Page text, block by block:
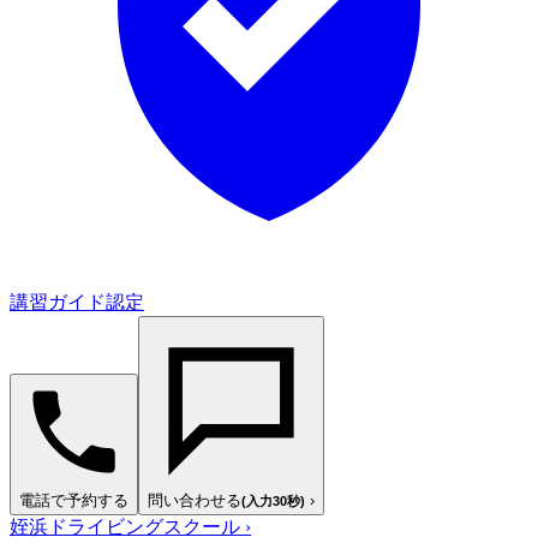
講習ガイド認定
電話で予約する 問い合わせる(入力30秒) ›
姪浜ドライビングスクール ›